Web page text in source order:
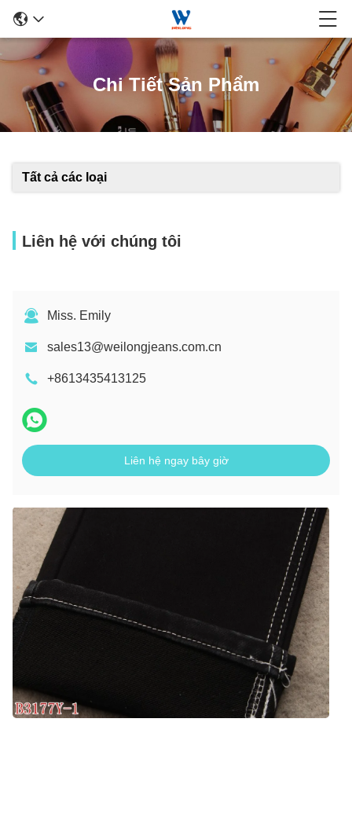
Chi Tiết Sản Phẩm
Tất cả các loại
Liên hệ với chúng tôi
Miss. Emily
sales13@weilongjeans.com.cn
+8613435413125
Liên hệ ngay bây giờ